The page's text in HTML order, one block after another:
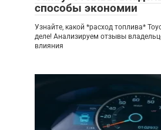
способы экономии
Узнайте, какой *расход топлива*
деле! Анализируем отзывы
влияния